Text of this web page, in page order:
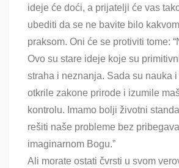
ideje će doći, a prijatelji će vas
ubediti da se ne bavite bilo
praksom. Oni će se protiviti tome:
Ovo su stare ideje koje su
straha i neznanja. Sada su nauka
otkrile zakone prirode i izumile
kontrolu. Imamo bolji životni
rešiti naše probleme bez
imaginarnom Bogu.”
Ali morate ostati čvrsti u svom